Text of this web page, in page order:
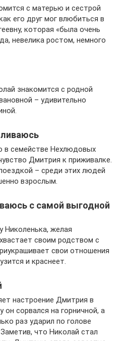
с матерью и сестрой
его друг мог влюбиться в
которая «была очень
невелика ростом, немного
знакомится с родной
– удивительно
в семействе Нехлюдовых
Дмитрия к приживалке.
– среди этих людей
взрослым.
с самой выгодной
Николенька, желая
своим родством с
свои отношения
и краснеет.
настроение Дмитрия в
сорвался на горничной, а
раз ударил по голове
что Николай стал